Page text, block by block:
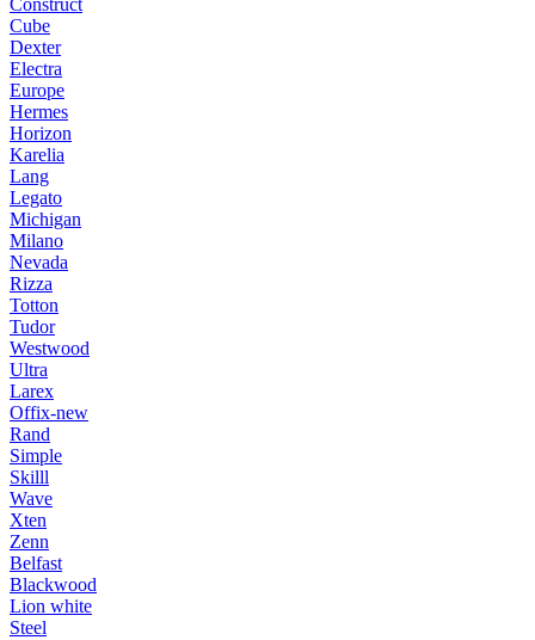
Construct
Cube
Dexter
Electra
Europe
Hermes
Horizon
Karelia
Lang
Legato
Michigan
Milano
Nevada
Rizza
Totton
Tudor
Westwood
Ultra
Larex
Offix-new
Rand
Simple
Skilll
Wave
Xten
Zenn
Belfast
Blackwood
Lion white
Steel